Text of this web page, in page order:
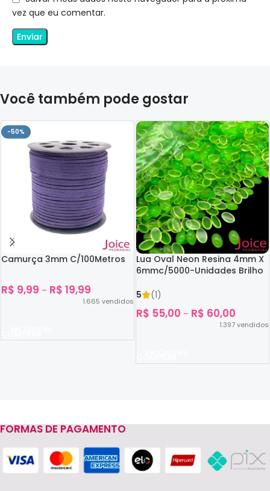
vez que eu comentar.
Você também pode gostar
-50%
Camurça 3mm C/100Metros
R$ 9,99 – R$ 19,99
1.665 vendidos
Lua Oval Neon Resina 4mm X
6mmc/5000-Unidades Brilho
5
(1)
R$ 55,00 – R$ 60,00
1.397vendidos
Read more
FORMAS DE PAGAMENTO